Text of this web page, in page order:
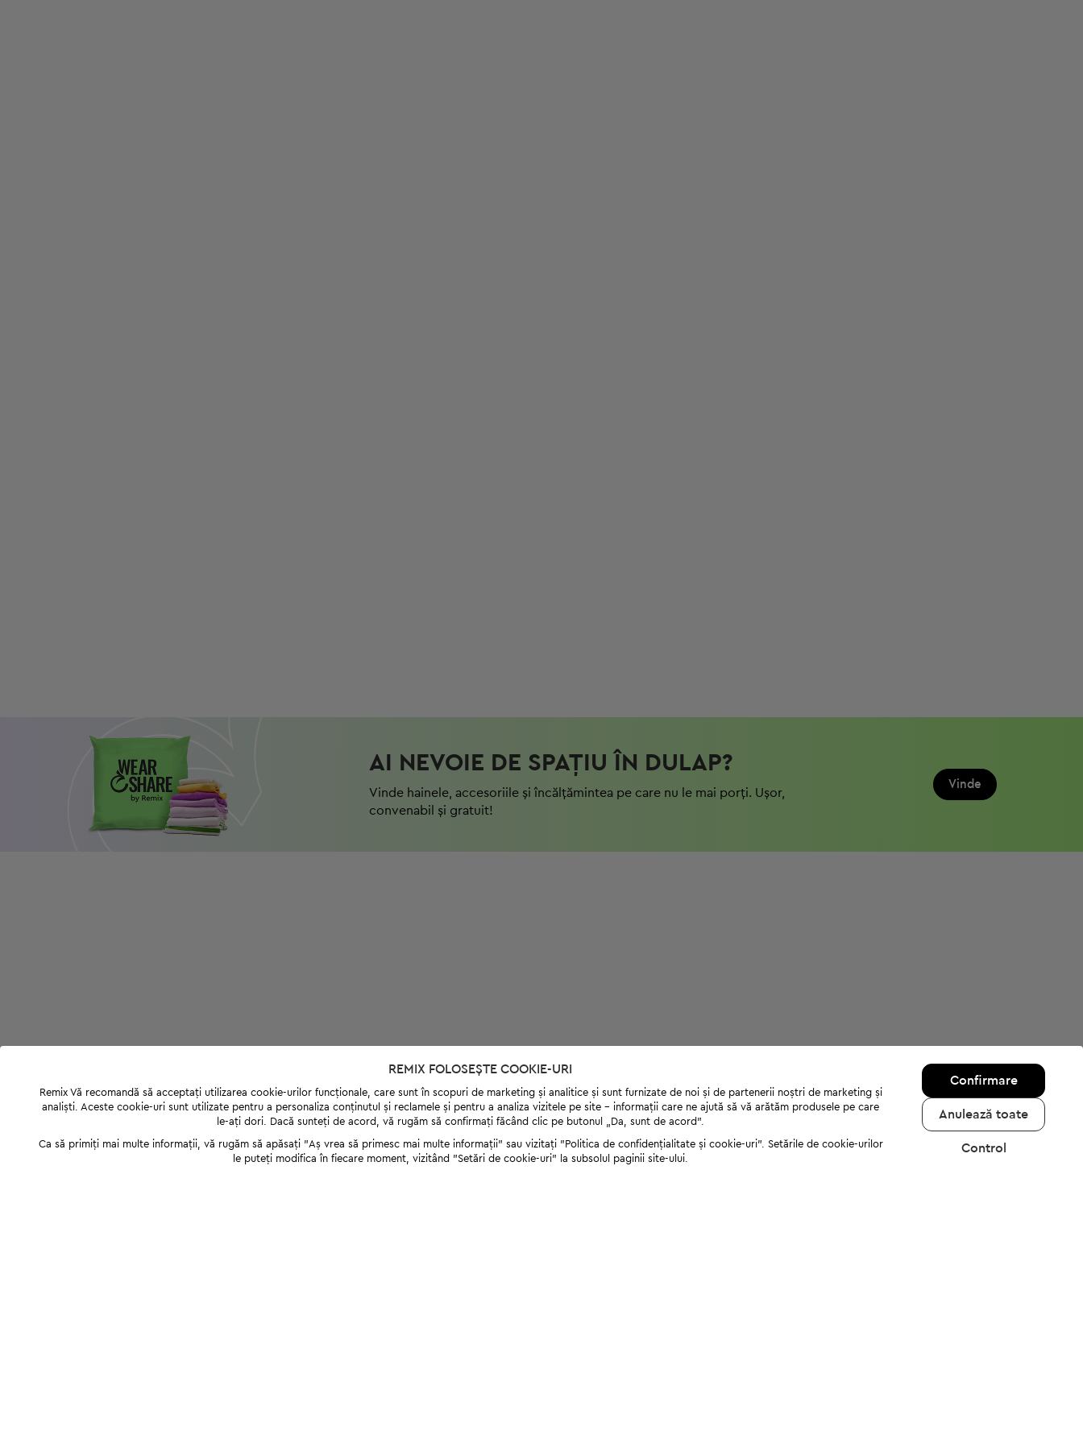
AI NEVOIE DE SPAȚIU ÎN DULAP?
Vinde hainele, accesoriile și încălțămintea pe care nu le mai porți. Ușor,
convenabil și gratuit!
Vinde
REMIX FOLOSEȘTE COOKIE-URI
Remix Vă recomandă să acceptați utilizarea cookie-urilor funcționale, care sunt în scopuri de marketing și analitice și sunt furnizate de noi și de partenerii noștri de marketing și
analiști. Aceste cookie-uri sunt utilizate pentru a personaliza conținutul și reclamele și pentru a analiza vizitele pe site - informații care ne ajută să vă arătăm produsele pe care
le-ați dori. Dacă sunteți de acord, vă rugăm să confirmați făcând clic pe butonul „Da, sunt de acord”.
Ca să primiți mai multe informații, vă rugăm să apăsați "Аș vrea să primesc mai multe informații" sau vizitați "Politica de confidențialitate și cookie-uri". Setările de cookie-urilor
le puteți modifica în fiecare moment, vizitând "Setări de cookie-uri" la subsolul paginii site-ului.
Confirmare
Anulează toate
Control